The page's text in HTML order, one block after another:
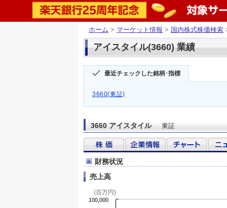
ホーム > マーケット情報 > 国内株式株価検索
アイスタイル(3660) 業績
最近チェックした銘柄･指標
3660(東証)
3660 アイスタイル 東証